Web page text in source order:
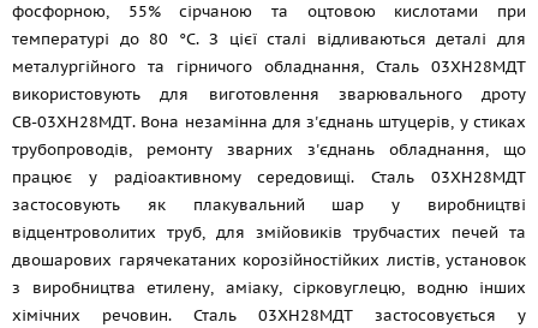
фосфорною, 55% сірчаною та оцтовою кислотами при
температурі до 80 °C. З цієї сталі відливаються деталі для
металургійного та гірничого обладнання, Сталь 03ХН28МДТ
використовують для виготовлення зварювального дроту
СВ-03ХН28МДТ. Вона незамінна для з'єднань штуцерів, у стиках
трубопроводів, ремонту зварних з'єднань обладнання, що
працює у радіоактивному середовищі. Сталь 03ХН28МДТ
застосовують як плакувальний шар у виробництві
відцентроволитих труб, для змійовиків трубчастих печей та
двошарових гарячекатаних корозійностійких листів, установок
з виробництва етилену, аміаку, сірковуглецю, водню інших
хімічних речовин. Сталь 03ХН28МДТ застосовується у